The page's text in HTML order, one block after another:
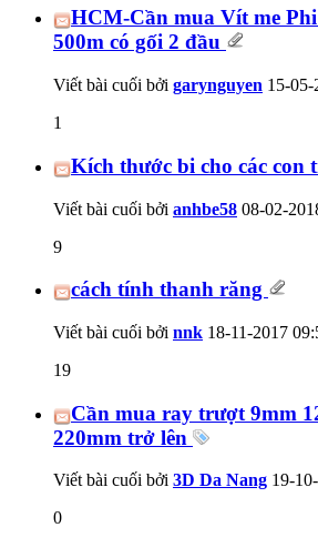
HCM-Cần mua Vít me
500m có gối 2 đầu
Viết bài cuối bởi garynguyen 15-05-
1
Kích thước bi cho các con
Viết bài cuối bởi anhbe58 08-02-
9
cách tính thanh răng
Viết bài cuối bởi nnk 18-11-2017
19
Cần mua ray trượt 9mm
220mm trở lên
Viết bài cuối bởi 3D Da Nang 19-
0